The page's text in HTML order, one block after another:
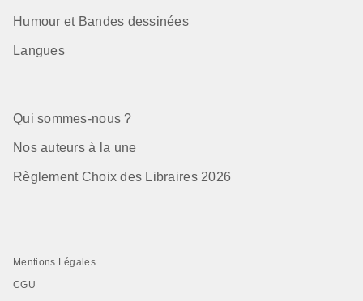
Humour et Bandes dessinées
Langues
Qui sommes-nous ?
Nos auteurs à la une
Règlement Choix des Libraires 2026
Mentions Légales
CGU